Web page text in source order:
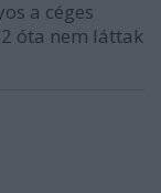
a céges
óta nem láttak